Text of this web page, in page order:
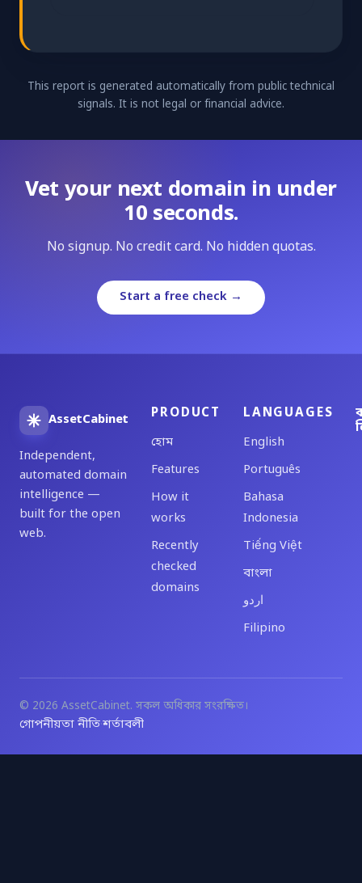
This report is generated automatically from public technical
signals. It is not legal or financial advice.
Vet your next domain in under
10 seconds.
No signup. No credit card. No hidden quotas.
Start a free check →
AssetCabinet
Independent,
automated domain
intelligence —
built for the open
web.
PRODUCT
হোম
Features
How it
works
Recently
checked
domains
LANGUAGES
English
Português
Bahasa
Indonesia
Tiếng Việt
বাংলা
اردو
Filipino
© 2026 AssetCabinet. সকল অধিকার সংরক্ষিত।
গোপনীয়তা নীতি·শর্তাবলী